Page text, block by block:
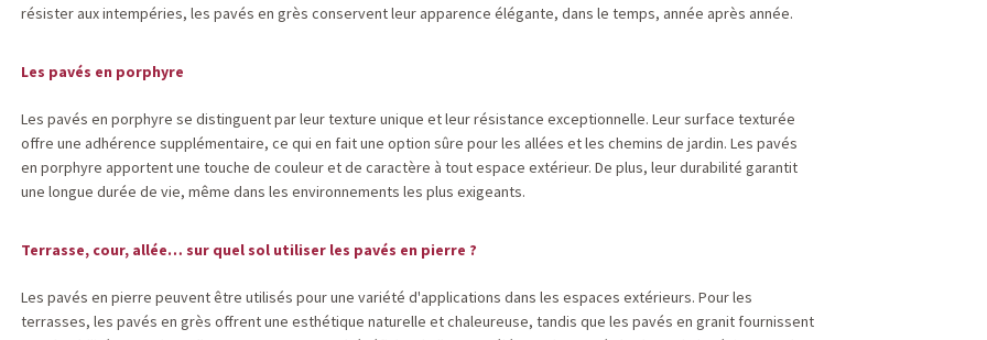
résister aux intempéries, les pavés en grès conservent leur apparence élégante, dans le temps, année après année.
Les pavés en porphyre
Les pavés en porphyre se distinguent par leur texture unique et leur résistance exceptionnelle. Leur surface texturée
offre une adhérence supplémentaire, ce qui en fait une option sûre pour les allées et les chemins de jardin. Les pavés
en porphyre apportent une touche de couleur et de caractère à tout espace extérieur. De plus, leur durabilité garantit
une longue durée de vie, même dans les environnements les plus exigeants.
Terrasse, cour, allée… sur quel sol utiliser les pavés en pierre ?
Les pavés en pierre peuvent être utilisés pour une variété d'applications dans les espaces extérieurs. Pour les
terrasses, les pavés en grès offrent une esthétique naturelle et chaleureuse, tandis que les pavés en granit fournissent